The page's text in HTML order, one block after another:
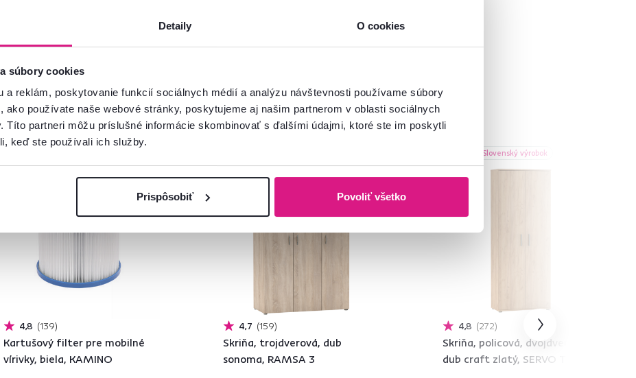
Detaily O cookies
súbory cookies
a reklám, poskytovanie funkcií sociálnych médií a analýzu návštevnosti používame súbory
ako používate naše webové stránky, poskytujeme aj našim partnerom v oblasti sociálnych
Títo partneri môžu príslušné informácie skombinovať s ďalšími údajmi, ktoré ste im poskytli
keď ste používali ich služby.
Prispôsobiť Povoliť všetko
4,8 139
Kartušový filter pre mobilné
vírivky, biela, KAMINO
4,7 159
Skriňa, trojdverová, dub
sonoma, RAMSA 3
Slovenský výrobok
4,8 272
Skriňa, policová, dvojdverová,
dub craft zlatý, SERVO TYP 1